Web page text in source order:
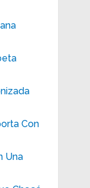
Con
Una